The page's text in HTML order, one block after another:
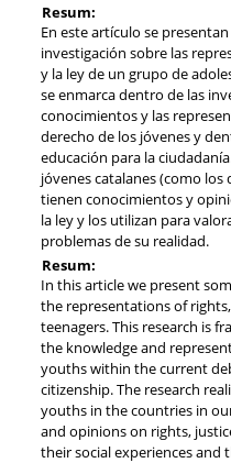
Resum:
En este artículo se
investigación sobre las
y la ley de un grupo de
se enmarca dentro de las
conocimientos y las
derecho de los jóvenes y
educación para la
jóvenes catalanes (como
tienen conocimientos y
la ley y los utilizan para
problemas de su realidad.
Resum:
In this article we present
the representations of
teenagers. This research is
the knowledge and
youths within the current
citizenship. The research
youths in the countries in
and opinions on rights,
their social experiences and